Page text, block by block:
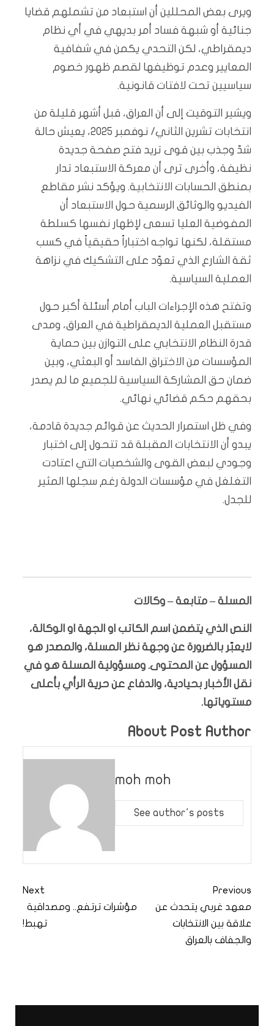
ويرى بعض المحللين أن استبعاد من تشملهم قضايا
جنائية أو شبهة فساد أمر بديهي في أي نظام
ديمقراطي، لكن التحدي يكمن في شفافية
المعايير وعدم توظيفها لقصم ظهور خصوم
سياسيين تحت لافتات قانونية.
ويشير التوقيت إلى أن العراق، قبل أشهر قليلة من
انتخابات تشرين الثاني/ نوفمبر 2025، يعيش حالة
شدّ وجذب بين قوى تريد فتح صفحة جديدة
نظيفة، وأخرى ترى أن معركة الاستبعاد تدار
بمنطق الحسابات الانتخابية. ويؤكد نشر مقاطع
الفيديو والوثائق الرسمية حول الاستبعاد أن
المفوضية العليا تسعى لإظهار نفسها كسلطة
مستقلة، لكنها تواجه اختباراً حقيقياً في كسب
ثقة الشارع الذي تعوّد على التشكيك في نزاهة
العملية السياسية.
وتفتح هذه الإجراءات الباب أمام أسئلة أكبر حول
مستقبل العملية الديمقراطية في العراق، ومدى
قدرة النظام الانتخابي على التوازن بين حماية
المؤسسات من الاختراق الفاسد أو البعثي، وبين
ضمان حق المشاركة السياسية للجميع ما لم يصدر
بحقهم حكم قضائي نهائي.
وفي ظل استمرار الحديث عن قوائم جديدة قادمة،
يبدو أن الانتخابات المقبلة قد تتحول إلى اختبار
وجودي لبعض القوى والشخصيات التي اعتادت
التغلغل في مؤسسات الدولة رغم سجلها المثير
للجدل.
المسلة – متابعة – وكالات
النص الذي يتضمن اسم الكاتب او الجهة او الوكالة،
لايعبّر بالضرورة عن وجهة نظر المسلة، والمصدر هو
المسؤول عن المحتوى. ومسؤولية المسلة هو في
نقل الأخبار بحيادية، والدفاع عن حرية الرأي بأعلى
مستوياتها.
About Post Author
moh moh
See author's posts
Previous
معهد غربي يتحدث عن
علاقة بين الانتخابات
والجفاف بالعراق
Next
مؤشرات ترتفع.. ومصداقية
تهبط!